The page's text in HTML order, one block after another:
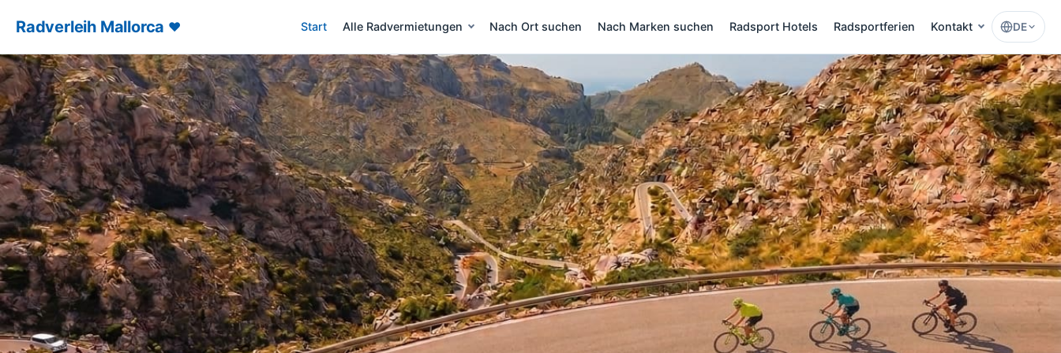
Radverleih Mallorca ♥ Start
– Radverleih Mallorca
Alle Radvermietungen Nach Ort suchen Nach Marken suchen Radsport Hotels Radsportferien Kontakt DE